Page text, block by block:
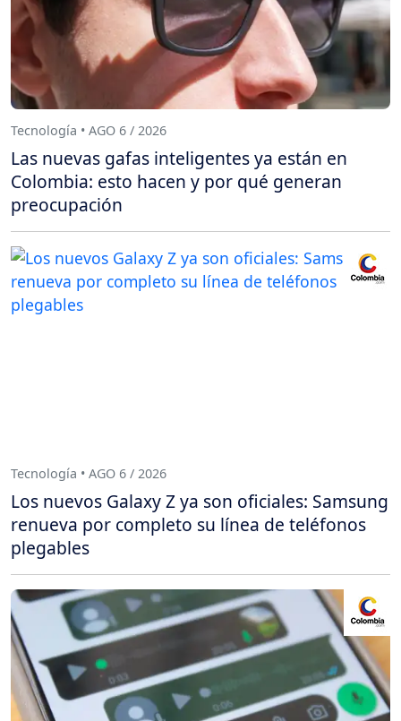
Tecnología • AGO 6 / 2026
Las nuevas gafas inteligentes ya están en
Colombia: esto hacen y por qué generan
preocupación
Tecnología • AGO 6 / 2026
Los nuevos Galaxy Z ya son oficiales: Samsung
renueva por completo su línea de teléfonos
plegables